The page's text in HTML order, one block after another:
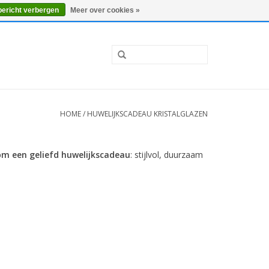
0 Artikelen - €0,00 Mijn account / Registreren
HOME/ HUWELIJKSCADEAU KRISTALGLAZEN
een geliefd huwelijkscadeau: stijlvol, duurzaam
verbergen Meer over cookies »